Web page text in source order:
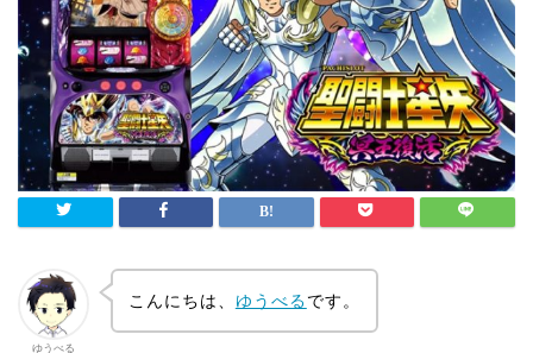
ゆうべる
こんにちは、 ゆうべるです。